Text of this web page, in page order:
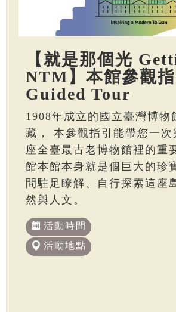
【就是那個光
NTM】本館參觀
Guided Tour
1908年成立的國立臺灣博物
藏， 本參觀指引能帶您一次
座全臺最古老博物館裡的重
館本館本身就是個巨大的珍
間駐足瞭解、自行探索這座
然與人文。
活動時間
活動地點